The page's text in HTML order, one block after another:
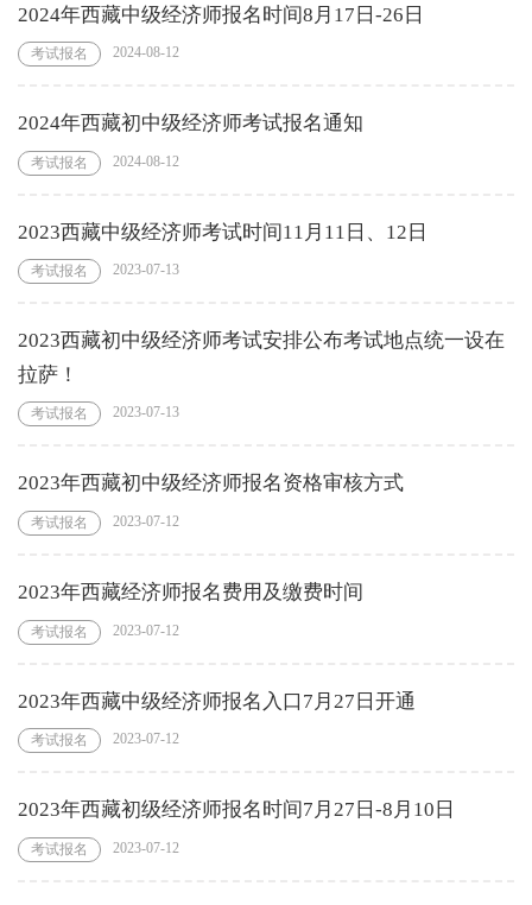
2024年西藏中级经济师报名时间8月17日-26日
考试报名 2024-08-12
2024年西藏初中级经济师考试报名通知
考试报名 2024-08-12
2023西藏中级经济师考试时间11月11日、12日
考试报名 2023-07-13
2023西藏初中级经济师考试安排公布考试地点统一设在
拉萨！
考试报名 2023-07-13
2023年西藏初中级经济师报名资格审核方式
考试报名 2023-07-12
2023年西藏经济师报名费用及缴费时间
考试报名 2023-07-12
2023年西藏中级经济师报名入口7月27日开通
考试报名 2023-07-12
2023年西藏初级经济师报名时间7月27日-8月10日
考试报名 2023-07-12